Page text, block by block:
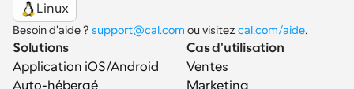
Linux
Besoin d'aide ? support@cal.com ou visitez cal.com/aide.
Solutions
Application iOS/Android
Auto-hébergé
Cas d'utilisation
Ventes
Marketing